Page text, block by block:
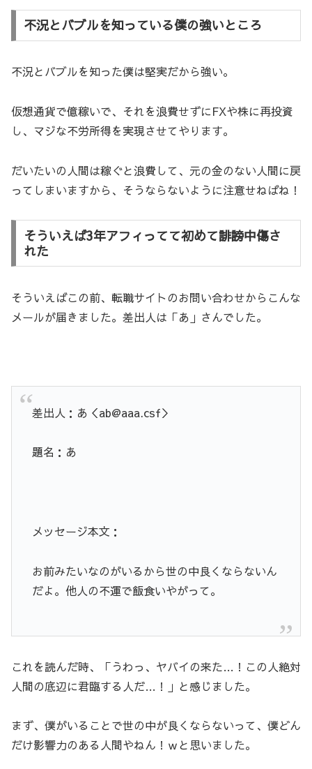
不況とバブルを知っている僕の強いところ
不況とバブルを知った僕は堅実だから強い。
仮想通貨で億稼いで、それを浪費せずにFXや株に再投資
し、マジな不労所得を実現させてやります。
だいたいの人間は稼ぐと浪費して、元の金のない人間に戻
ってしまいますから、そうならないように注意せねばね！
そういえば3年アフィってて初めて誹謗中傷さ
れた
そういえばこの前、転職サイトのお問い合わせからこんな
メールが届きました。差出人は「あ」さんでした。
差出人：あ＜ab@aaa.csf＞
題名：あ
メッセージ本文：
お前みたいなのがいるから世の中良くならないん
だよ。他人の不運で飯食いやがって。
これを読んだ時、「うわっ、ヤバイの来た…！この人絶対
人間の底辺に君臨する人だ…！」と感じました。
まず、僕がいることで世の中が良くならないって、僕どん
だけ影響力のある人間やねん！ｗと思いました。